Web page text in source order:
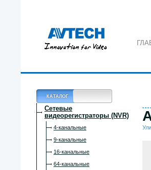
КАТАЛОГ
Сетевые
видеорегистраторы (NVR)
4-канальные
9-канальные
16-канальные
64-канальные